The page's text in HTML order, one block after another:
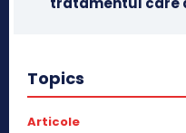
Topics
Articole